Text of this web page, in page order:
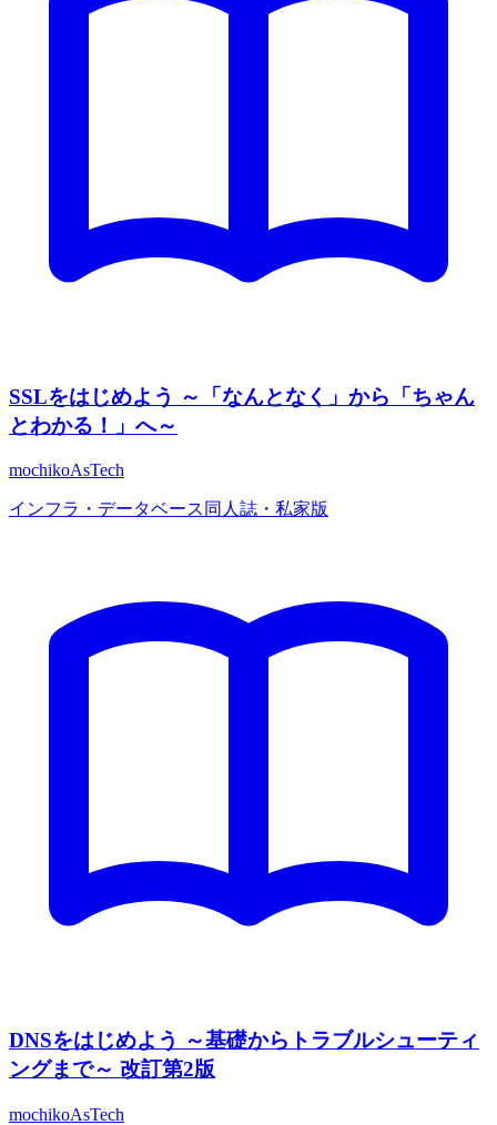
SSLをはじめよう ～「なんとなく」から「ちゃん
とわかる！」へ～
mochikoAsTech
インフラ・データベース 同人誌・私家版
DNSをはじめよう ～基礎からトラブルシューティ
ングまで～ 改訂第2版
mochikoAsTech